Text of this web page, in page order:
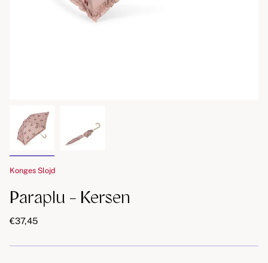
Konges Slojd
Paraplu - Kersen
€37,45